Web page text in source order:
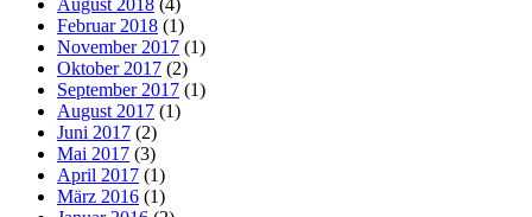
August 2018 (4)
Februar 2018 (1)
November 2017 (1)
Oktober 2017 (2)
September 2017 (1)
August 2017 (1)
Juni 2017 (2)
Mai 2017 (3)
April 2017 (1)
März 2016 (1)